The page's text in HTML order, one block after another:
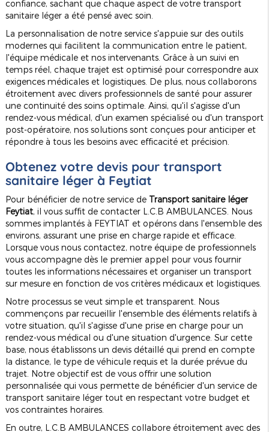
confiance, sachant que chaque aspect de votre transport
sanitaire léger a été pensé avec soin.
La personnalisation de notre service s'appuie sur des outils
modernes qui facilitent la communication entre le patient,
l'équipe médicale et nos intervenants. Grâce à un suivi en
temps réel, chaque trajet est optimisé pour correspondre aux
exigences médicales et logistiques. De plus, nous collaborons
étroitement avec divers professionnels de santé pour assurer
une continuité des soins optimale. Ainsi, qu'il s'agisse d'un
rendez-vous médical, d'un examen spécialisé ou d'un transport
post-opératoire, nos solutions sont conçues pour anticiper et
répondre à tous les besoins avec efficacité et précision.
Obtenez votre devis pour transport
sanitaire léger à Feytiat
Pour bénéficier de notre service de Transport sanitaire léger
Feytiat, il vous suffit de contacter L.C.B AMBULANCES. Nous
sommes implantés à FEYTIAT et opérons dans l'ensemble des
environs, assurant une prise en charge rapide et efficace.
Lorsque vous nous contactez, notre équipe de professionnels
vous accompagne dès le premier appel pour vous fournir
toutes les informations nécessaires et organiser un transport
sur mesure en fonction de vos critères médicaux et logistiques.
Notre processus se veut simple et transparent. Nous
commençons par recueillir l'ensemble des éléments relatifs à
votre situation, qu'il s'agisse d'une prise en charge pour un
rendez-vous médical ou d'une situation d'urgence. Sur cette
base, nous établissons un devis détaillé qui prend en compte
la distance, le type de véhicule requis et la durée prévue du
trajet. Notre objectif est de vous offrir une solution
personnalisée qui vous permette de bénéficier d'un service de
transport sanitaire léger tout en respectant votre budget et
vos contraintes horaires.
En outre, L.C.B AMBULANCES collabore étroitement avec des